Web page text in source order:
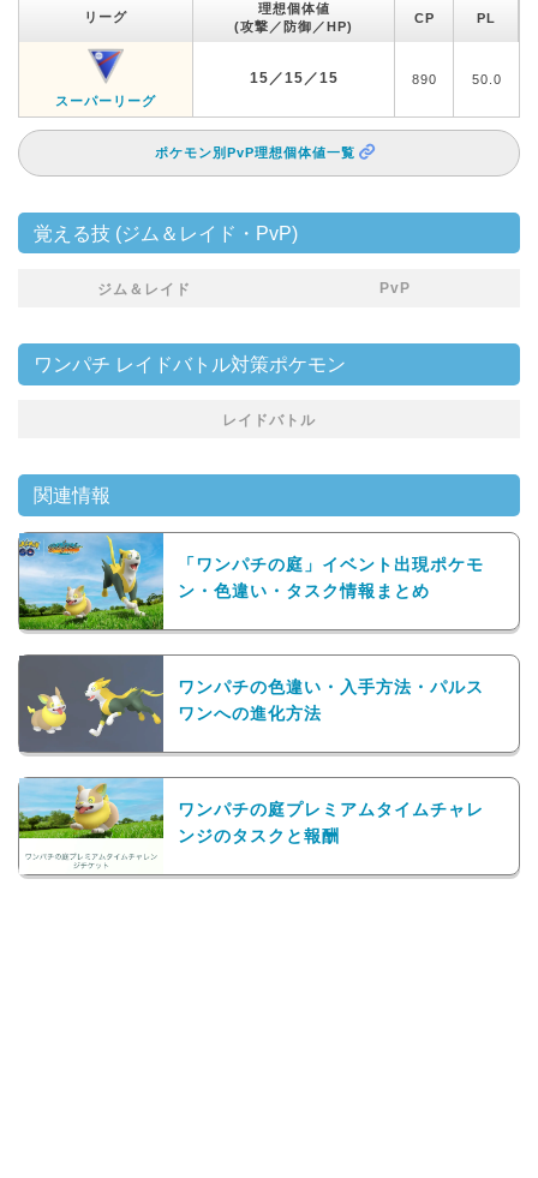
リーグ
理想個体値
(攻撃／防御／HP)
CP PL
スーパーリーグ
15／15／15 890 50.0
ポケモン別PvP理想個体値一覧
覚える技 (ジム＆レイド・PvP)
ジム＆レイド PvP
ワンパチ レイドバトル対策ポケモン
レイドバトル
関連情報
「ワンパチの庭」イベント出現ポケモ
ン・色違い・タスク情報まとめ
ワンパチの色違い・入手方法・パルス
ワンへの進化方法
ワンパチの庭プレミアムタイムチャレ
ンジのタスクと報酬